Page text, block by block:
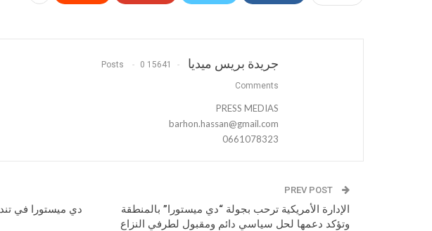
جريدة بريس ميديا 15641 Posts
0
Comments
PRESS MEDIAS
barhon.hassan@gmail.com
0661078323
الإدارة الأمريكية ترحب بجولة “دي ميستورا” بالمنطقة
وتؤكد دعمها لحل سياسي دائم ومقبول لطرفي النزاع
دي ميستورا في